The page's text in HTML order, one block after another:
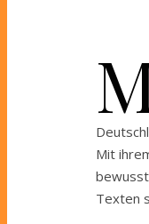
Mit
Texten